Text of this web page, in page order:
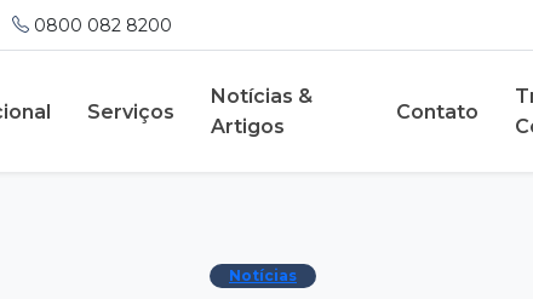
0800 082 8200
Serviços
Notícias &
Artigos
Contato
Notícias